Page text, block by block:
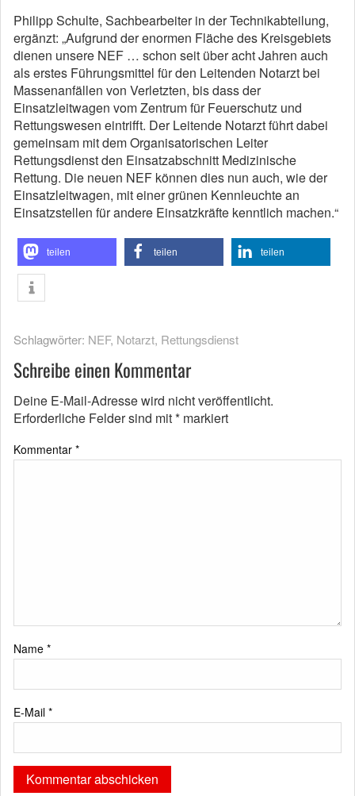
Philipp Schulte, Sachbearbeiter in der Technikabteilung,
ergänzt: „Aufgrund der enormen Fläche des Kreisgebiets
dienen unsere NEF … schon seit über acht Jahren auch
als erstes Führungsmittel für den Leitenden Notarzt bei
Massenanfällen von Verletzten, bis dass der
Einsatzleitwagen vom Zentrum für Feuerschutz und
Rettungswesen eintrifft. Der Leitende Notarzt führt dabei
gemeinsam mit dem Organisatorischen Leiter
Rettungsdienst den Einsatzabschnitt Medizinische
Rettung. Die neuen NEF können dies nun auch, wie der
Einsatzleitwagen, mit einer grünen Kennleuchte an
Einsatzstellen für andere Einsatzkräfte kenntlich machen.“
teilen teilen teilen
Schlagwörter: NEF, Notarzt, Rettungsdienst
Schreibe einen Kommentar
Deine E-Mail-Adresse wird nicht veröffentlicht.
Erforderliche Felder sind mit* markiert
Kommentar *
Name *
E-Mail *